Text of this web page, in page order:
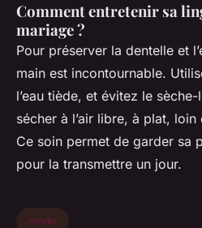
Comment entretenir sa
mariage ?
Pour préserver la dentelle et
main est incontournable.
l’eau tiède, et évitez le
sécher à l’air libre, à plat,
Ce soin permet de garder sa
pour la transmettre un jour.
mode